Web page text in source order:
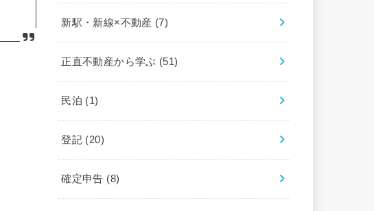
新駅・新線×不動産 (7)
正直不動産から学ぶ (51)
民泊 (1)
登記 (20)
確定申告 (8)